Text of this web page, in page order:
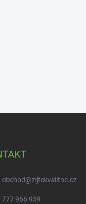
obchod@zijtekvalitne.cz
777 966 959